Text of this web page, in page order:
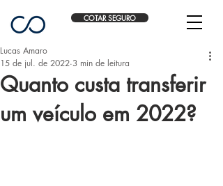
COTAR SEGURO
Quanto custa transferir
um veículo em 2022?
Lucas Amaro
15 de jul. de 2022 3 min de leitura